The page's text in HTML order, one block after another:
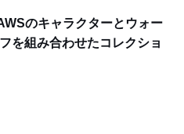
のキャラクターとウォー
を組み合わせたコレクショ